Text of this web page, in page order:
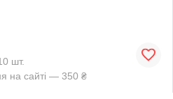
шт.
на сайті — 350 ₴